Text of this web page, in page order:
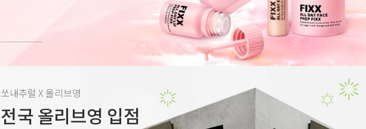
쏘내추럴 X 올리브영
전국 올리브영 입점